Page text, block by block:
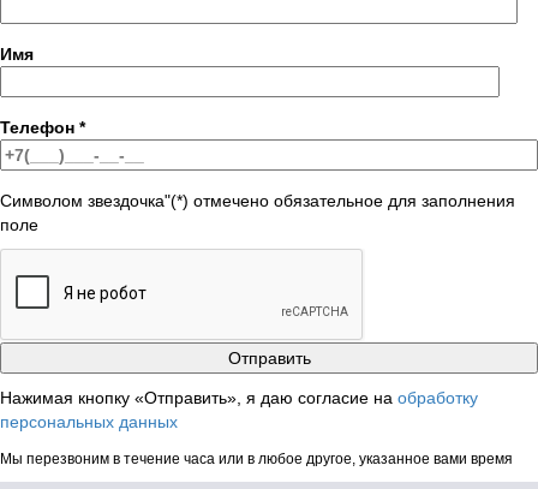
Имя
Телефон *
Символом звездочка"(*) отмечено обязательное для заполнения
поле
Нажимая кнопку «Отправить», я даю согласие на обработку
персональных данных
Мы перезвоним в течение часа или в любое другое, указанное вами время